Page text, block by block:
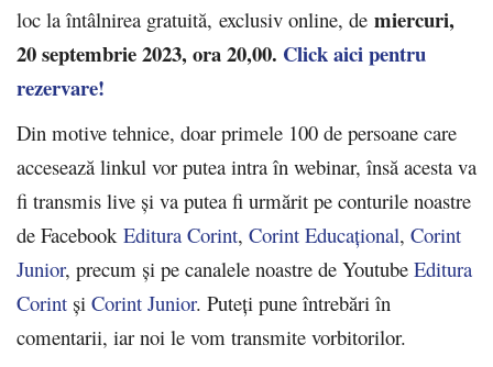
loc la întâlnirea gratuită, exclusiv online, de miercuri,
20 septembrie 2023, ora 20,00. Click aici pentru
rezervare!
Din motive tehnice, doar primele 100 de persoane care
accesează linkul vor putea intra în webinar, însă acesta va
fi transmis live și va putea fi urmărit pe conturile noastre
de Facebook Editura Corint, Corint Educațional, Corint
Junior, precum și pe canalele noastre de Youtube Editura
Corint și Corint Junior. Puteți pune întrebări în
comentarii, iar noi le vom transmite vorbitorilor.